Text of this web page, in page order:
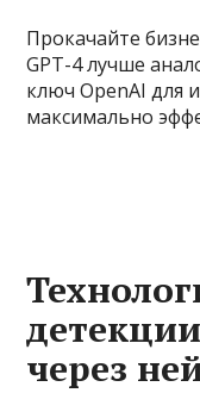
Прокачайте
GPT-4 лучше
ключ OpenAI для
максимально
через